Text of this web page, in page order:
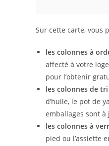
Sur cette carte, vous
les colonnes à
affecté à votre
pour l’obtenir
les colonnes de
d’huile, le pot de
emballages sont à
les colonnes à
pied ou l’assiette